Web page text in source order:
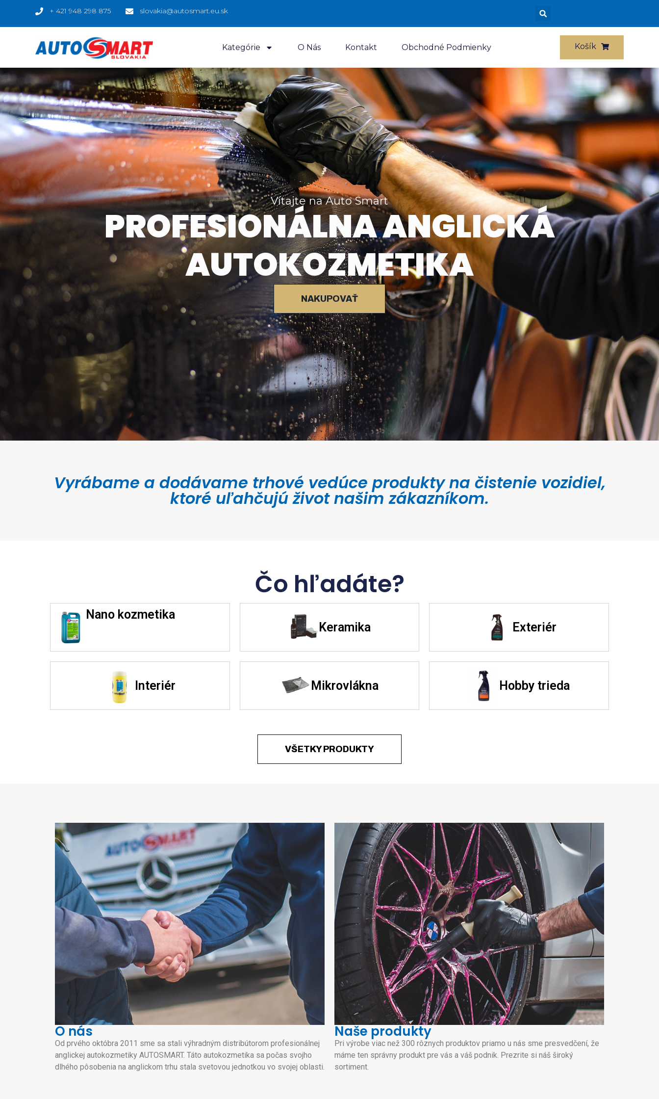
+ 421 948 298 875 slovakia@autosmart.eu.sk
Kategórie O Nás Kontakt Obchodné Podmienky Košík
Vítajte na Auto Smart
PROFESIONÁLNA ANGLICKÁ
AUTOKOZMETIKA
NAKUPOVAŤ
Vyrábame a dodávame trhové vedúce produkty na čistenie vozidiel,
ktoré uľahčujú život našim zákazníkom.
Čo hľadáte?
Nano kozmetika
Keramika
Exteriér
Interiér Mikrovlákna Hobby trieda
VŠETKY PRODUKTY
O nás
Od prvého októbra 2011 sme sa stali výhradným distribútorom profesionálnej
anglickej autokozmetiky AUTOSMART. Táto autokozmetika sa počas svojho
dlhého pôsobenia na anglickom trhu stala svetovou jednotkou vo svojej oblasti.
Naše produkty
Pri výrobe viac než 300 rôznych produktov priamo u nás sme presvedčení, že
máme ten správny produkt pre vás a váš podnik. Prezrite si náš široký
sortiment.